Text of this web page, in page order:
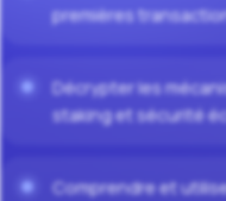
premières
Décrypter les
staking et sécurité
Comprendre et